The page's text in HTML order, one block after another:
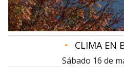
• CLIMA EN
sábado 16 de